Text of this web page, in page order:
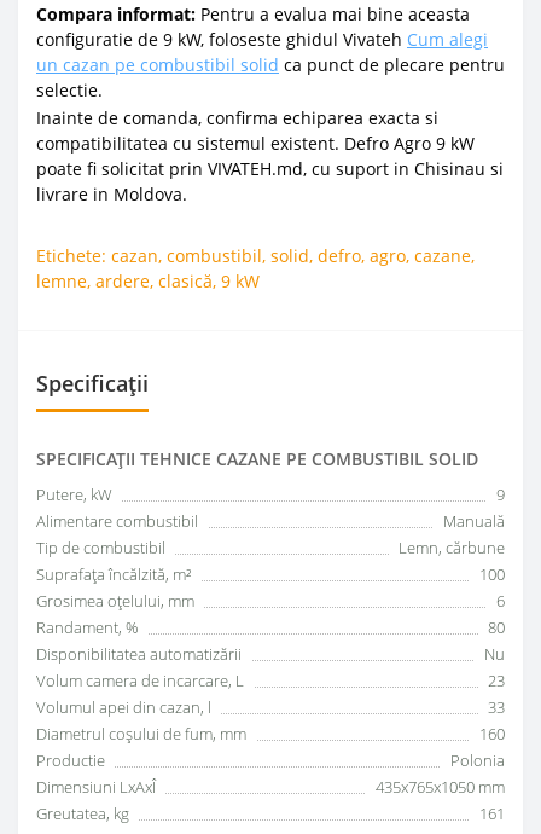
Compara informat: Pentru a evalua mai bine aceasta
configuratie de 9 kW, foloseste ghidul Vivateh Cum alegi
un cazan pe combustibil solid ca punct de plecare pentru
selectie.
Inainte de comanda, confirma echiparea exacta si
compatibilitatea cu sistemul existent. Defro Agro 9 kW
poate fi solicitat prin VIVATEH.md, cu suport in Chisinau si
livrare in Moldova.
Etichete: cazan, combustibil, solid, defro, agro, cazane,
lemne, ardere, clasică, 9 kW
Specificații
SPECIFICAŢII TEHNICE СAZANE PE COMBUSTIBIL SOLID
Putere, kW
9
Alimentare combustibil
Manuală
Tip de combustibil
Lemn, cărbune
Suprafața încălzită, m²
100
Grosimea oțelului, mm
6
Randament, %
80
Disponibilitatea automatizării
Nu
Volum camera de incarcare, L
23
Volumul apei din cazan, l
33
Diametrul coșului de fum, mm
160
Productie
Polonia
Dimensiuni LxAxÎ
435x765x1050 mm
Greutatea, kg
161